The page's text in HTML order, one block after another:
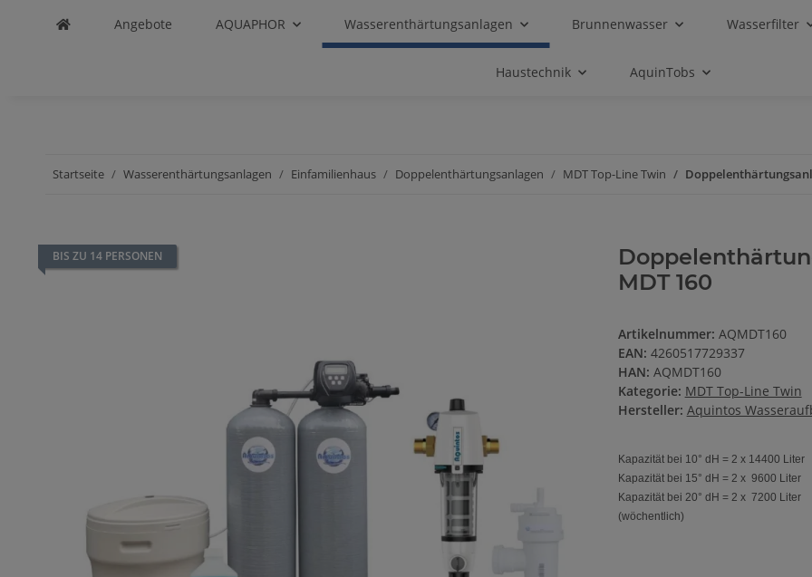
Angebote AQUAPHOR Wasserenthärtungsanlagen Brunnenwasser Wasserfilter
Haustechnik AquinTobs
Startseite Wasserenthärtungsanlagen Einfamilienhaus Doppelenthärtungsanlagen MDT Top-Line Twin
BIS ZU 14 PERSONEN
MDT 160
Artikelnummer: AQMDT160
EAN: 4260517729337
HAN: AQMDT160
Kategorie: MDT Top-Line Twin
Hersteller: Aquintos
Kapazität bei 10° dH = 2 x 14400 Liter
Kapazität bei 15° dH = 2 x 9600 Liter
Kapazität bei 20° dH = 2 x 7200 Liter
(wöchentlich)